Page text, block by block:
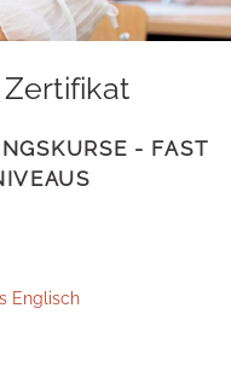
Zertifikat
- FAST
Englisch